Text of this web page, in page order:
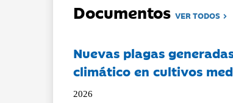
DocumentosVER TODOS
Nuevas plagas
climático en cultivos
2026